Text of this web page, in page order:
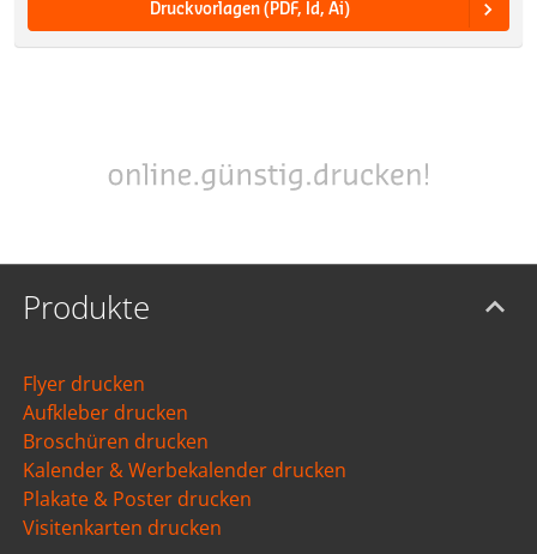
Druckvorlagen (PDF, Id, Ai)
Produkte
Flyer drucken
Aufkleber drucken
Broschüren drucken
Kalender & Werbekalender drucken
Plakate & Poster drucken
Visitenkarten drucken